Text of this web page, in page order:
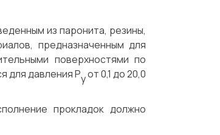
из паронита, резины,
предназначенным для
поверхностями по
для давления Руот 0,1 до 20,0
прокладок должно